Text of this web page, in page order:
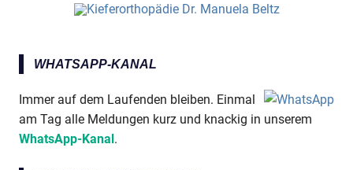
WHATSAPP-KANAL
Immer auf dem Laufenden bleiben. Einmal
am Tag alle Meldungen kurz und knackig in unserem
WhatsApp-Kanal .